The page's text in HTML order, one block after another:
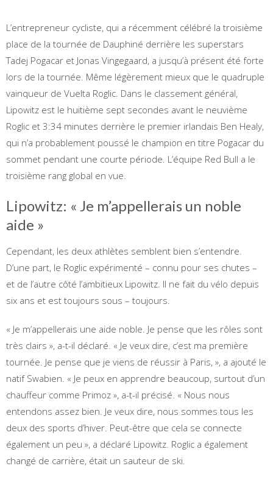
L’entrepreneur cycliste, qui a récemment célébré la troisième
place de la tournée de Dauphiné derrière les superstars
Tadej Pogacar et Jonas Vingegaard, a jusqu’à présent été forte
lors de la tournée. Même légèrement mieux que le quadruple
vainqueur de Vuelta Roglic. Dans le classement général,
Lipowitz est le huitième sept secondes avant le neuvième
Roglic et 3:34 minutes derrière le premier irlandais Ben Healy,
qui n’a probablement poussé le champion en titre Pogacar du
sommet pendant une courte période. L’équipe Red Bull a le
troisième rang global en vue.
Lipowitz: « Je m’appellerais un noble
aide »
Cependant, les deux athlètes semblent bien s’entendre.
D’une part, le Roglic expérimenté – connu pour ses chutes –
et de l’autre côté l’ambitieux Lipowitz. Il ne fait du vélo depuis
six ans et est toujours sous – toujours.
« Je m’appellerais une aide noble. Je pense que les rôles sont
très clairs », a-t-il déclaré. « Je veux dire, c’est ma première
tournée. Je pense que je viens de réussir à Paris, », a ajouté le
natif Swabien. « Je peux en apprendre beaucoup, surtout d’un
chauffeur comme Primoz », a-t-il précisé. « Nous nous
entendons assez bien. Je veux dire, nous sommes tous les
deux des sports d’hiver. Peut-être que cela se connecte
également un peu », a déclaré Lipowitz. Roglic a également
changé de carrière, était un sauteur de ski.